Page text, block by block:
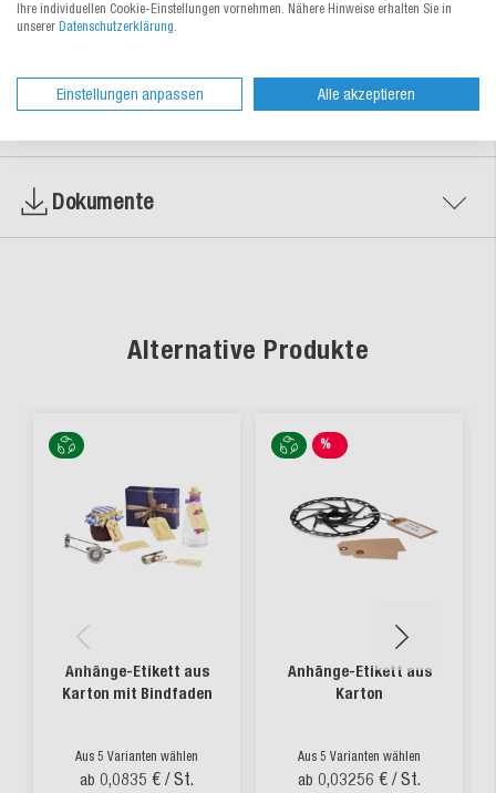
Zur Bestelltabelle ↑
Dokumente
Alternative Produkte
Anhänge-Etikett aus
Karton mit Bindfaden
Aus 5 Varianten wählen
ab 0,0835 € / St.
%
Anhänge-Etikett aus
Karton
Aus 5 Varianten wählen
ab 0,03256 € / St.
Ihre individuellen Cookie-Einstellungen vornehmen. Nähere Hinweise erhalten Sie in
unserer Datenschutzerklärung.
Einstellungen anpassen Alle akzeptieren